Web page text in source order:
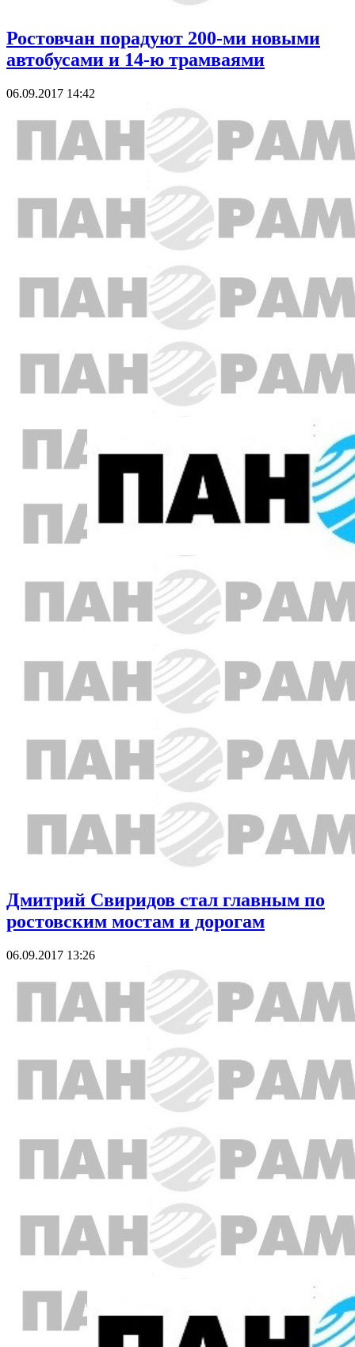
Ростовчан порадуют 200-ми новыми
автобусами и 14-ю трамваями
06.09.2017 14:42
Дмитрий Свиридов стал главным по
ростовским мостам и дорогам
06.09.2017 13:26